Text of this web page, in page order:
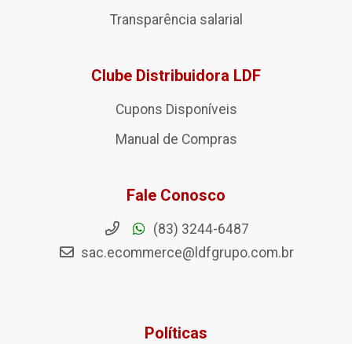
Transparência salarial
Clube Distribuidora LDF
Cupons Disponíveis
Manual de Compras
Fale Conosco
(83) 3244-6487
sac.ecommerce@ldfgrupo.com.br
Políticas